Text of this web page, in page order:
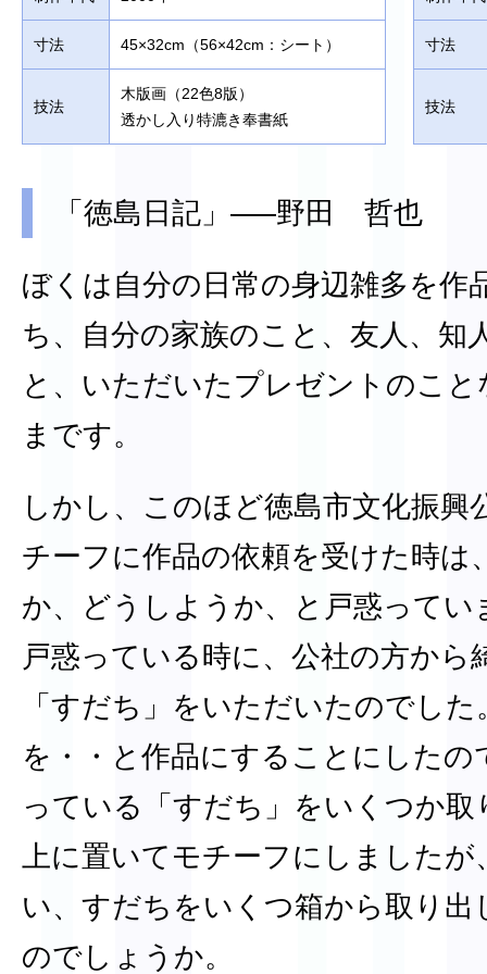
寸法 45×32cm（56×42cm：シート）
技法
木版画（22色8版）
透かし入り特漉き奉書紙
寸法
技法
「徳島日記」—–野田 哲也
ぼくは自分の日常の身辺雑多を作
ち、自分の家族のこと、友人、知
と、いただいたプレゼントのこ
まです。
しかし、このほど徳島市文化振興
チーフに作品の依頼を受けた時は
か、どうしようか、と戸惑って
戸惑っている時に、公社の方から
「すだち」をいただいたのでし
を・・と作品にすることにした
っている「すだち」をいくつか
上に置いてモチーフにしました
い、すだちをいくつ箱から取り
のでしょうか。